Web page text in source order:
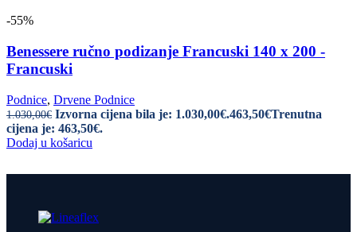
-55%
Benessere ručno podizanje Francuski 140 x 200 -
Francuski
Podnice, Drvene Podnice
1.030,00€ Izvorna cijena bila je: 1.030,00€.463,50€Trenutna
cijena je: 463,50€.
Dodaj u košaricu